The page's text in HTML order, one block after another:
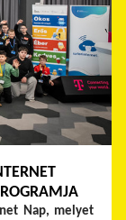
Nap, melyet